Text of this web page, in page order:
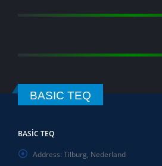
BASIC TEQ
BASIC TEQ
Address: Tilburg, Nederland